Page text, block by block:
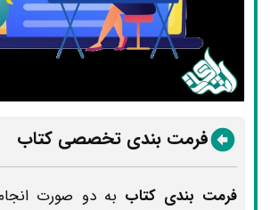
فرمت‌ بندی تخصصی کتاب
فرمت بندی کتاب به دو صورت